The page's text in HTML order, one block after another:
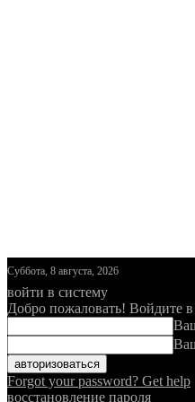
Суббота, 8 августа, 2026
войти в систему
Добро пожаловать! Войдите
Forgot your password? Get help
восстановление пароля